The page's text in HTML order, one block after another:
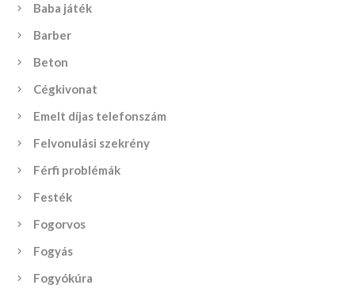
Baba játék
Barber
Beton
Cégkivonat
Emelt díjas telefonszám
Felvonulási szekrény
Férfi problémák
Festék
Fogorvos
Fogyás
Fogyókúra